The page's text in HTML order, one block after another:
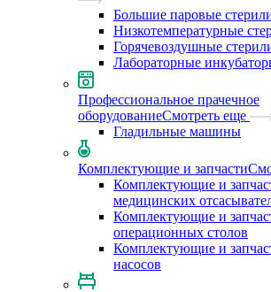
Большие паровые
Низкотемпературные
Горячевоздушные
Лабораторные
Профессиональное прачечное
оборудованиеСмотреть еще
Гладильные машины
Комплектующие и запчасти
Комплектующие и
медицинских
Комплектующие и
операционных столов
Комплектующие и
насосов